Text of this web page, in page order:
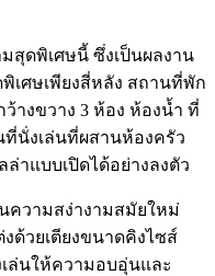
สุดพิเศษนี้ ซึ่งเป็นผลงาน
เศษเพียงสี่หลัง สถานที่พัก
างขวาง 3 ห้อง ห้องน้ำ ที่
นั่งเล่นที่ผสานห้องครัว
าแบบเปิดได้อย่างลงตัว
ความสง่างามสมัยใหม่
ด้วยเตียงขนาดคิงไซส์
ล่นให้ความอบอุ่นและ